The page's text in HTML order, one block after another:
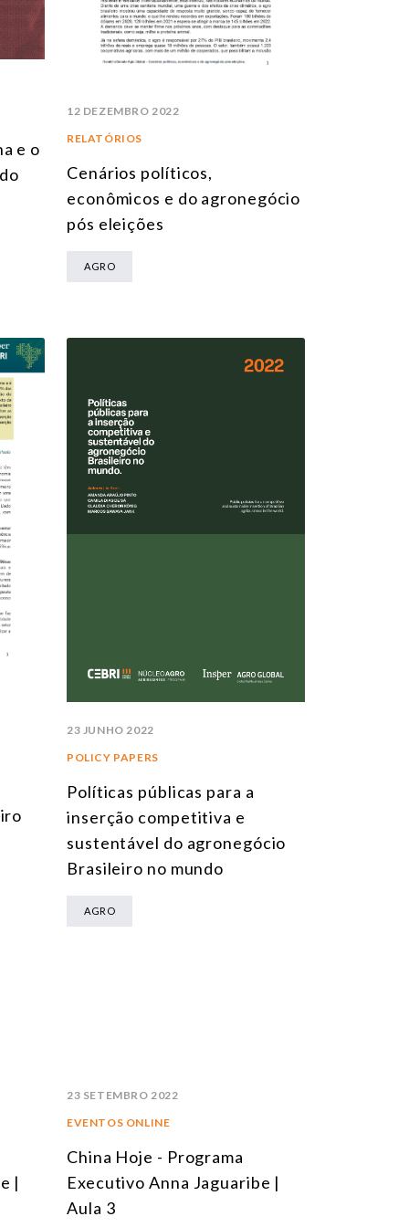
e o
12 DEZEMBRO 2022
RELATÓRIOS
Cenários políticos,
econômicos e do agronegócio
pós eleições
AGRO
23 JUNHO 2022
POLICY PAPERS
Políticas públicas para a
inserção competitiva e
sustentável do agronegócio
Brasileiro no mundo
AGRO
|
23 SETEMBRO 2022
EVENTOS ONLINE
China Hoje - Programa
Executivo Anna Jaguaribe |
Aula 3